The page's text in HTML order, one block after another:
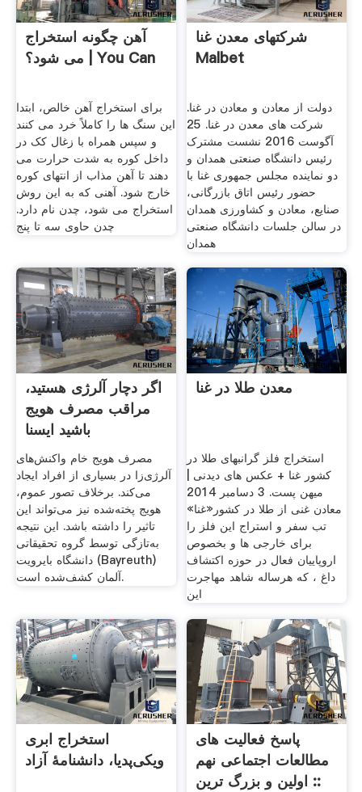
آهن چگونه استخراج
می شود؟ | You Can
برای استخراج آهن خالص، ابتدا
این سنگ ها را کاملاً خرد می کنند
و سپس همراه با زغال کک در
داخل کوره به شدت حرارت می
دهند تا آهن مذاب از انتهای کوره
خارج شود. آهنی که به این روش
استخراج می شود، چدن نام دارد.
چدن حاوی سه تا پنج
شرکتهای معدن غنا
Malbet
دولت از معادن و معادن در غنا.
شرکت های معدن در غنا. 25
آگوست 2016 نشست مشترک
رئیس دانشگاه صنعتی همدان و
دو نماینده مجلس جمهوری غنا با
حضور رئیس اتاق بازرگانی،
صنایع، معادن و کشاورزی همدان
در سالن جلسات دانشگاه صنعتی
همدان
اگر دچار آلرژی هستید،
مراقب مصرف هویج
باشید ایسنا
مصرف هویج خام واکنش‌های
آلرژی‌زا در بسیاری از افراد ایجاد
می‌کند. برخلاف تصور عموم،
هویج پخته‌شده نیز می‌تواند این
تاثیر را داشته باشد. این نتیجه
به‌تازگی توسط گروه تحقیقاتی
دانشگاه بایرویت (Bayreuth)
آلمان کشف‌شده است.
معدن طلا در غنا
استخراج فلز گرانبهای طلا در
کشور غنا + عکس های دیدنی |
میهن پست. 3 دسامبر 2014
معادن غنی از طلا در کشور«غنا»
تب سفر و استراج این فلز را
برای خارجی ها و بخصوص
اروپاییان فعال در حوزه اکتشاف
داغ ، که هرساله شاهد مهاجرت
این
استخراج ابری
ویکی‌پدیا، دانشنامهٔ آزاد
پاسخ فعالیت های
مطالعات اجتماعی نهم
:: اولین و بزرگ ترین